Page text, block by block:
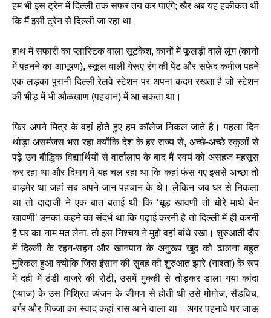
हम भी इस ट्रेन में दिल्ली तक सफर तय कर पाएंगे; खैर अब यह हकीकत थी
कि मैं इसी ट्रेन से दिल्ली जा रहा था।
हाथ में सफारी का प्लास्टिक वाला सूटकेश, कानों में फूलड़ी वाले लूंग (कानों
में पहनने का आभूषण), स्कूल वाली गेरूए रंग की पेंट और सफेद कमीज पहने
एक लड़का पुरानी दिल्ली रेलवे स्टेशन पर अपना कदम रखता है जो स्टेशन
की भीड़ में भी औळखाण (पहचान) में आ सकता था।
फिर अपने मित्र के वहां होते हुए हम कॉलेज निकल जाते है। पहला दिन
थोड़ा असमंजस भरा रहा क्योंकि देश के हर राज्य से, अच्छे-अच्छे स्कूलों से
पढ़े उन बौद्धिक विद्यार्थियों से वार्तालाप के बाद मैं स्वयं को असहज महसूस
कर रहा था और दिमाग में यह चल रहा था कि कहां फंस गए इससे अच्छा तो
बाड़मेर था जहां सब अपने जान पहचान के थे। लेकिन जब घर से निकला
था तो दादाजी ने एक बात बताई थी कि ‘धूड़ खावणी तो धोरे माथे बैन
खावणी’ उनका कहने का संदर्भ था कि पढ़ाई करनी है तो दिल्ली में ही करनी
है घर का नाम मत लेना, तो इस निश्चय ने मुझे वहां बांधे रखा। शुरुआती दौर
में दिल्ली के रहन-सहन और खानपान के अनुरूप खुद को ढालना बहुत
मुश्किल हुआ क्योंकि जिस इंसान की सुबह की शुरुआत झारे (नाश्ता) के रूप
में दही में ठंडी बाजरे की रोटी, उसमें मुक्की से तोड़कर डाला गया कांदा
(प्याज) के उस मिश्रित व्यंजन के जीमण से होती थी उसे मोमोज, सैंडविच,
बर्गर और पिज्जा का स्वाद कहां रास आने वाला था। अगर पहनावे पर जाऊ